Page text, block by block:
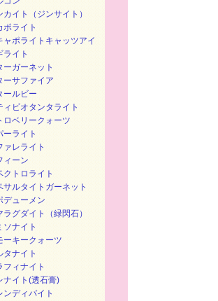
カイト（ジンサイト）
ポライト
ャポライトキャッツアイ
ライト
ーガーネット
ーサファイア
ールビー
ィビオタンタライト
ロベリークォーツ
ーライト
ァレライト
ィーン
クトロライト
サルタイトガーネット
デューメン
ラグダイト（緑閃石）
ソナイト
ーキークォーツ
タナイト
フィナイト
ナイト(透石膏)
ンディバイト